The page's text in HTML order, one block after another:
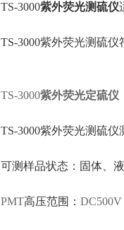
TS-3000紫外荧光测硫仪
TS-3000紫外荧光测硫仪
TS-3000紫外荧光定硫仪
TS-3000紫外荧光测硫仪
可测样品状态：固体、
PMT高压范围： DC500V